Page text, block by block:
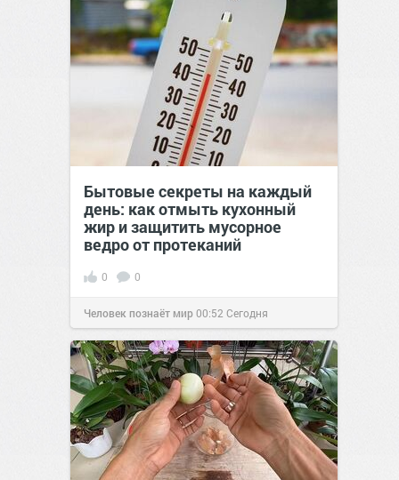
Бытовые секреты на каждый
день: как отмыть кухонный
жир и защитить мусорное
ведро от протеканий
0 0
Человек познаёт мир00:52 Сегодня